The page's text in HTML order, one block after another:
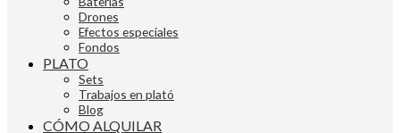
Drones
Efectos especiales
Fondos
PLATO
Sets
Trabajos en plató
Blog
CÓMO ALQUILAR